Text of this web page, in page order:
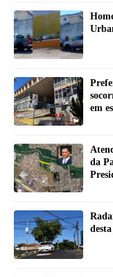
em
da